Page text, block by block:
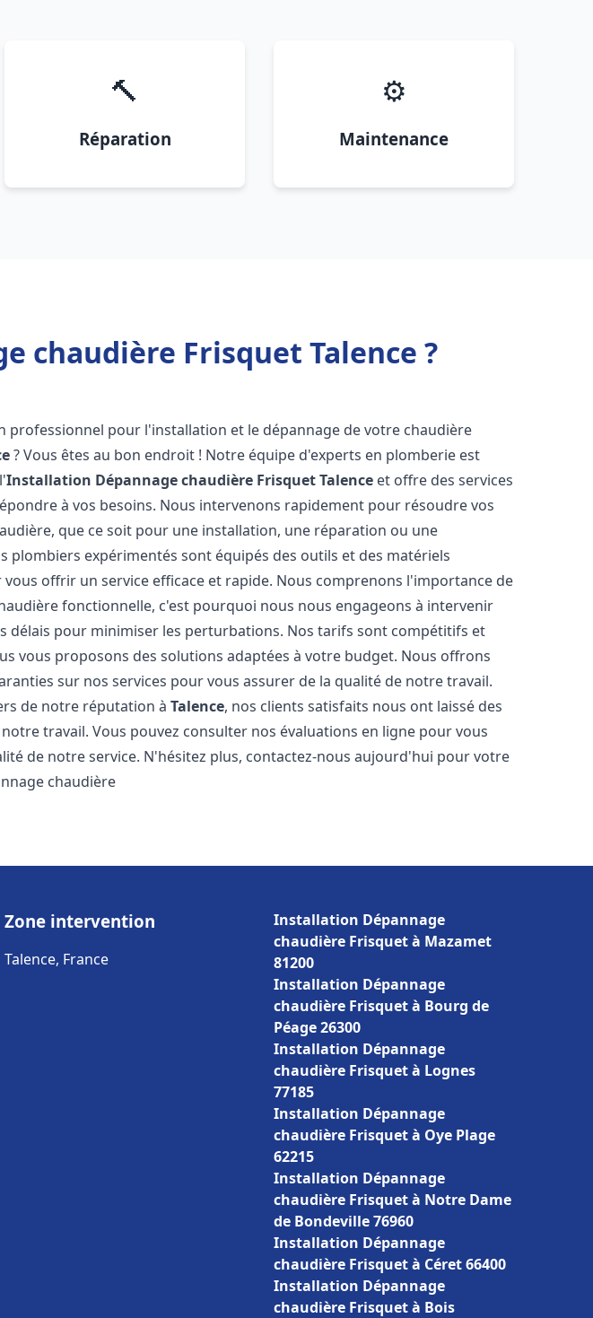
🔨
Réparation
⚙️
Maintenance
chaudière Frisquet Talence ?
professionnel pour l'installation et le dépannage de votre chaudière
? Vous êtes au bon endroit ! Notre équipe d'experts en plomberie est
Installation Dépannage chaudière FrisquetTalence et offre des services
à vos besoins. Nous intervenons rapidement pour résoudre vos
que ce soit pour une installation, une réparation ou une
plombiers expérimentés sont équipés des outils et des matériels
vous offrir un service efficace et rapide. Nous comprenons l'importance de
fonctionnelle, c'est pourquoi nous nous engageons à intervenir
délais pour minimiser les perturbations. Nos tarifs sont compétitifs et
vous proposons des solutions adaptées à votre budget. Nous offrons
sur nos services pour vous assurer de la qualité de notre travail.
de notre réputation àTalence, nos clients satisfaits nous ont laissé des
travail. Vous pouvez consulter nos évaluations en ligne pour vous
de notre service. N'hésitez plus, contactez-nous aujourd'hui pour votre
chaudière
Zone intervention
Talence, France
Installation Dépannage
chaudière Frisquet à Mazamet
81200
Installation Dépannage
chaudière Frisquet à Bourg de
Péage 26300
Installation Dépannage
chaudière Frisquet à Lognes
77185
Installation Dépannage
chaudière Frisquet à Oye Plage
62215
Installation Dépannage
chaudière Frisquet à Notre Dame
de Bondeville 76960
Installation Dépannage
chaudière Frisquet à Céret 66400
Installation Dépannage
chaudière Frisquet à Bois